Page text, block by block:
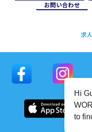
お問い合わせ
求
Hi
to